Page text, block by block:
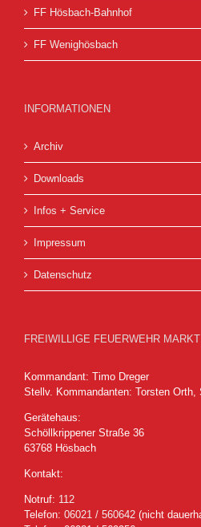
FF Hösbach-Bahnhof
FF Wenighösbach
INFORMATIONEN
Archiv
Downloads
Infos + Service
Impressum
Datenschutz
FREIWILLIGE FEUERWEHR
Kommandant: Timo Dreger
Stellv. Kommandanten: Torsten Orth,
Gerätehaus:
Schöllkrippener Straße 36
63768 Hösbach
Kontakt:
Notruf: 112
Telefon: 06021 / 560642 (nicht